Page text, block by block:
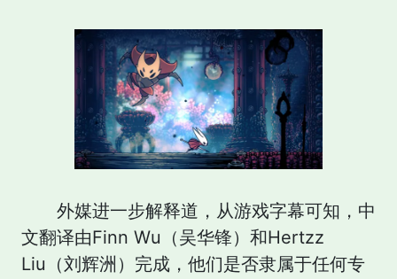
外媒进一步解释道，从游戏字幕可知，中
文翻译由Finn Wu（吴华锋）和Hertzz
Liu（刘辉洲）完成，他们是否隶属于任何专